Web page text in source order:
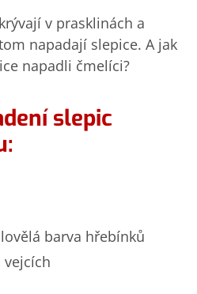
v prasklinách a
napadají slepice. A jak
napadli čmelíci?
slepic
barva hřebínků
vejcích